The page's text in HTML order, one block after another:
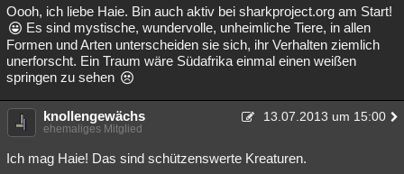
Astronomie Helpdesk Gruppen Gaming Filme
Musik Clash Verbesserungen Allmystery English
Übersichten
Besucht Teilgenommen Neue Geschlossen
Lesenswert Schlüsselwörter
Oooh, ich liebe Haie. Bin auch aktiv bei sharkproject.org am Start!
Es sind mystische, wundervolle, unheimliche Tiere, in allen
Formen und Arten unterscheiden sie sich, ihr Verhalten ziemlich
unerforscht. Ein Traum wäre Südafrika einmal einen weißen
springen zu sehen
knollengewächs 13.07.2013 um 15:00
ehemaliges Mitglied
Ich mag Haie! Das sind schützenswerte Kreaturen.